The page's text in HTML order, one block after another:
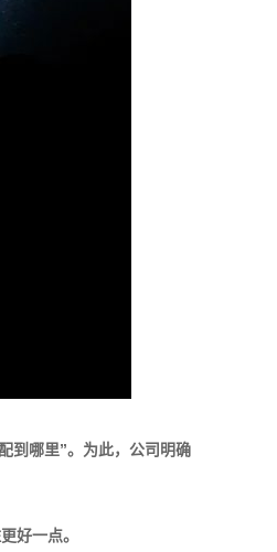
到哪里”。为此，公司明确
好一点。